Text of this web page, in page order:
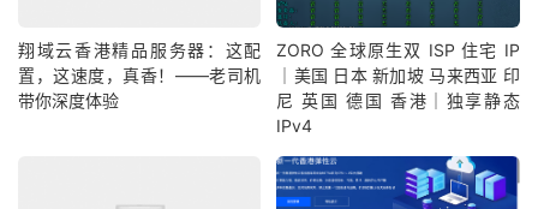
翔域云香港精品服务器：这配
置，这速度，真香！——老司机
带你深度体验
ZORO 全球原生双 ISP 住宅 IP
｜美国 日本 新加坡 马来西亚 印
尼 英国 德国 香港｜独享静态
IPv4